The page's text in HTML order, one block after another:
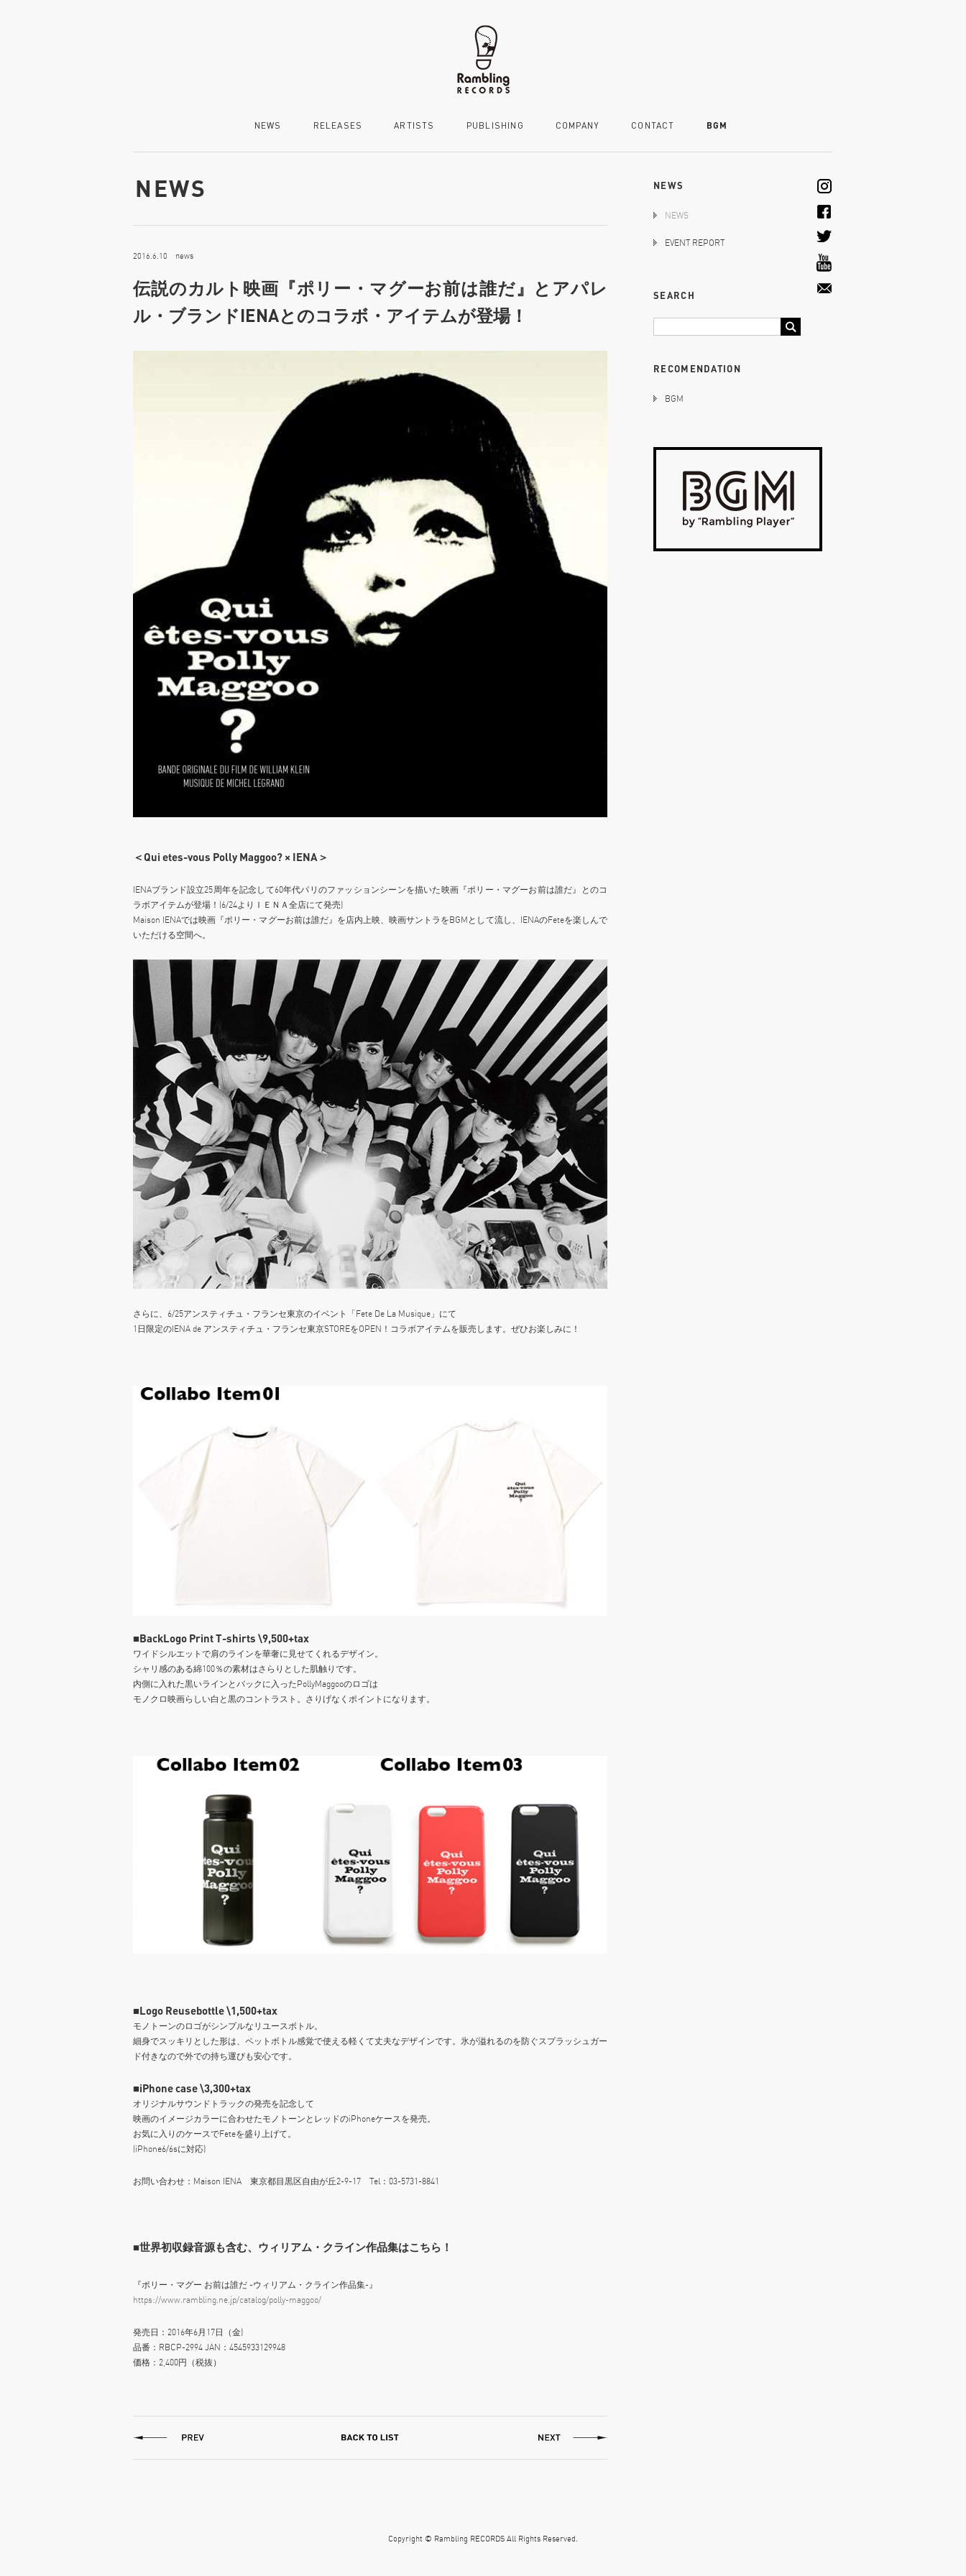
NEWS RELEASES ARTISTS PUBLISHING COMPANY CONTACT BGM
NEWS
2016.6.10 news
伝説のカルト映画『ポリー・マグーお前は誰だ』とアパレ
ル・ブランドIENAとのコラボ・アイテムが登場！
＜Qui etes-vous Polly Maggoo? × IENA＞
IENAブランド設立25周年を記念して60年代パリのファッションシーンを描いた映画『ポリー・マグーお前は誰だ』とのコ
ラボアイテムが登場！(6/24よりＩＥＮＡ全店にて発売)
Maison IENAでは映画『ポリー・マグーお前は誰だ』を店内上映、映画サントラをBGMとして流し、IENAのFeteを楽しんで
いただける空間へ。
さらに、6/25アンスティチュ・フランセ東京のイベント「Fete De La Musique」にて
1日限定のIENA de アンスティチュ・フランセ東京STOREをOPEN！コラボアイテムを販売します。ぜひお楽しみに！
■BackLogo Print T-shirts \9,500+tax
ワイドシルエットで肩のラインを華奢に見せてくれるデザイン。
シャリ感のある綿100％の素材はさらりとした肌触りです。
内側に入れた黒いラインとバックに入ったPollyMaggooのロゴは
モノクロ映画らしい白と黒のコントラスト。さりげなくポイントになります。
■Logo Reusebottle \1,500+tax
モノトーンのロゴがシンプルなリユースボトル。
細身でスッキリとした形は、ペットボトル感覚で使える軽くて丈夫なデザインです。氷が溢れるのを防ぐスプラッシュガー
ド付きなので外での持ち運びも安心です。
■iPhone case \3,300+tax
オリジナルサウンドトラックの発売を記念して
映画のイメージカラーに合わせたモノトーンとレッドのiPhoneケースを発売。
お気に入りのケースでFeteを盛り上げて。
(iPhone6/6sに対応)
お問い合わせ：Maison IENA 東京都目黒区自由が丘2-9-17 Tel：03-5731-8841
■世界初収録音源も含む、ウィリアム・クライン作品集はこちら！
『ポリー・マグー お前は誰だ -ウィリアム・クライン作品集-』
https://www.rambling.ne.jp/catalog/polly-maggoo/
発売日：2016年6月17日（金)
品番：RBCP-2994 JAN：4545933129948
価格：2,400円（税抜）
NEWS
NEWS
EVENT REPORT
SEARCH
RECOMENDATION
BGM
Copyright © Rambling RECORDS All Rights Reserved.